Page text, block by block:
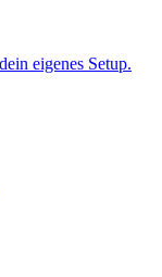
eigenes Setup.